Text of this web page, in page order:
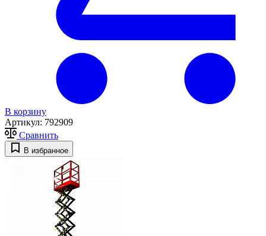
В корзину
Артикул: 792909
Сравнить
В избранное